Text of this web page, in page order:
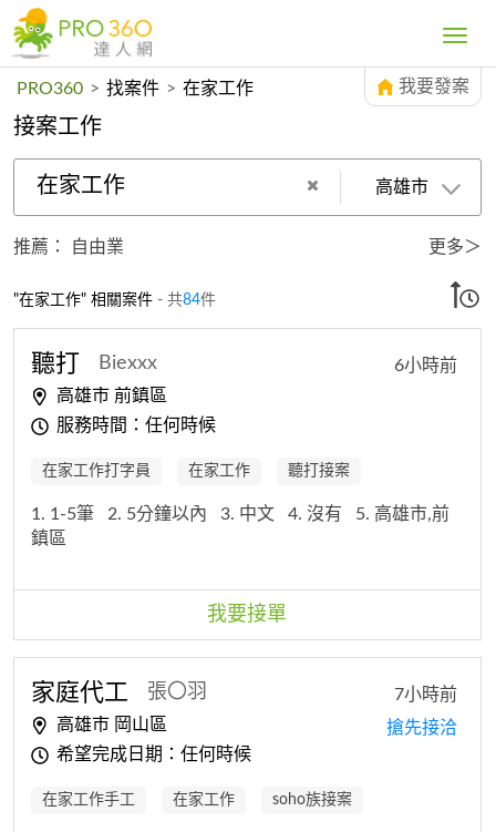
Toggle
PRO360 > 找案件 > 在家工作 我要發案
接案工作
在家工作 高雄市
推薦： 自由業 更多＞
"在家工作" 相關案件 - 共84件
聽打 Biexxx
高雄市 前鎮區
服務時間：任何時候
6小時前
在家工作打字員 在家工作 聽打接案
1. 1-5筆 2. 5分鐘以內 3. 中文 4. 沒有
5. 高雄市,前
鎮區
我要接單
家庭代工 張〇羽
高雄市 岡山區
希望完成日期：任何時候
7小時前
搶先接洽
在家工作手工 在家工作 soho族接案